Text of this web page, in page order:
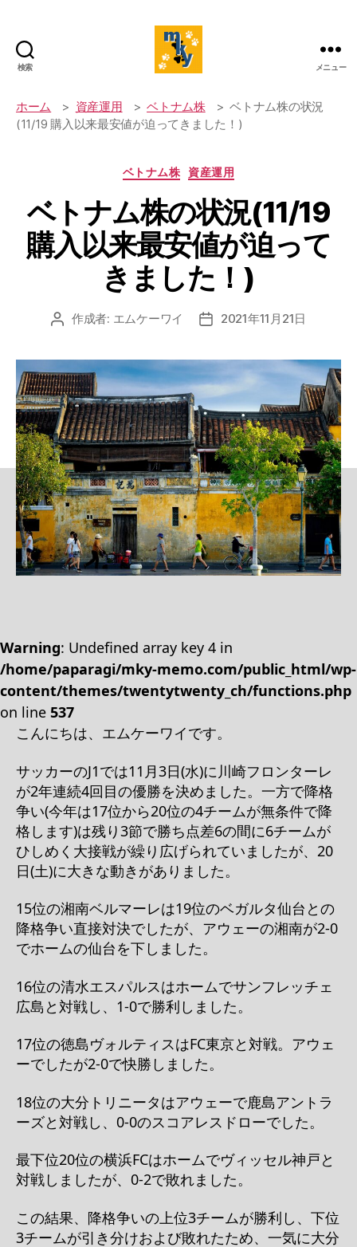
検索
website
メニュー
ホーム 資産運用 ベトナム株
ベトナム株の状況
(11/19 購入以来最安値が迫ってきました！)
カ
ゴ
リ
ー
ベトナム株 資産運用
ベトナム株の状況(11/19
購入以来最安値が迫って
きました！)
投 作成者: エムケーワイ
投 2021年11月21日
Warning: Undefined array key 4 in
/home/paparagi/mky-memo.com/public_html/wp-
content/themes/twentytwenty_ch/functions.php
on line 537
こんにちは、エムケーワイです。
サッカーのJ1では11月3日(水)に川崎フロンターレ
が2年連続4回目の優勝を決めました。一方で降格
争い(今年は17位から20位の4チームが無条件で降
格します)は残り3節で勝ち点差6の間に6チームが
ひしめく大接戦が繰り広げられていましたが、20
日(土)に大きな動きがありました。
15位の湘南ベルマーレは19位のベガルタ仙台との
降格争い直接対決でしたが、アウェーの湘南が2-0
でホームの仙台を下しました。
16位の清水エスパルスはホームでサンフレッチェ
広島と対戦し、1-0で勝利しました。
17位の徳島ヴォルティスはFC東京と対戦。アウェ
ーでしたが2-0で快勝しました。
18位の大分トリニータはアウェーで鹿島アントラ
ーズと対戦し、0-0のスコアレスドローでした。
最下位20位の横浜FCはホームでヴィッセル神戸と
対戦しましたが、0-2で敗れました。
この結果、降格争いの上位3チームが勝利し、下位
3チームが引き分けおよび敗れたため、一気に大分